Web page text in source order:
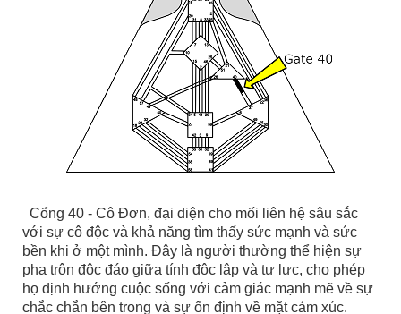
Cổng 40 - Cô Đơn, đại diện cho mối liên hệ sâu sắc
với sự cô độc và khả năng tìm thấy sức mạnh và sức
bền khi ở một mình. Đây là người thường thể hiện sự
pha trộn độc đáo giữa tính độc lập và tự lực, cho phép
họ định hướng cuộc sống với cảm giác mạnh mẽ về sự
chắc chắn bên trong và sự ổn định về mặt cảm xúc.